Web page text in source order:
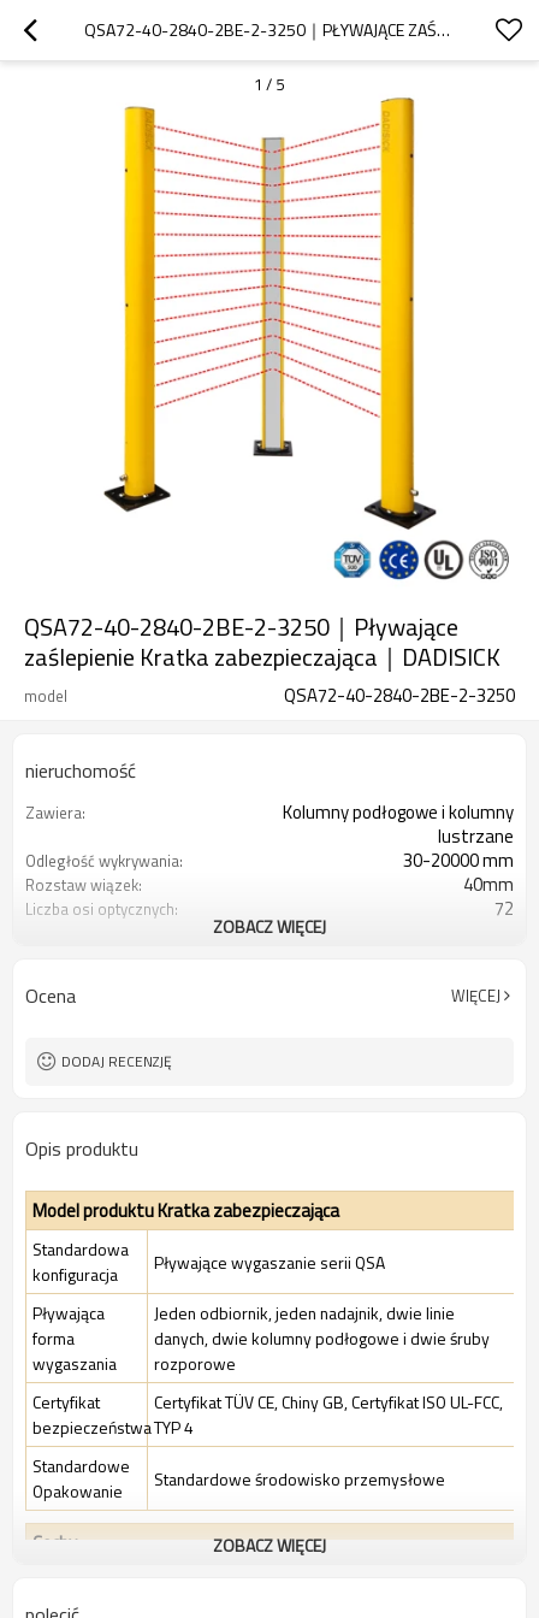
QSA72-40-2840-2BE-2-3250｜PŁYWAJĄCE ZAŚLEPIENIE KRATKA ZABEZPIECZAJĄCA｜DADISICK
1 / 5
QSA72-40-2840-2BE-2-3250｜Pływające
zaślepienie Kratka zabezpieczająca｜DADISICK
model QSA72-40-2840-2BE-2-3250
nieruchomość
Zawiera:
Kolumny podłogowe i kolumny
lustrzane
Odległość wykrywania: 30-20000 mm
Rozstaw wiązek: 40mm
Liczba osi optycznych: 72
Wtyczka interfejsu:
Wyposażony w 7-pinowe złącze
Orzecznictwo:
ZOBACZ WIĘCEJ
Ocena WIĘCEJ
DODAJ RECENZJĘ
Opis produktu
Model produktu Kratka zabezpieczająca
Standardowa
konfiguracja
Pływające wygaszanie serii QSA
Pływająca
forma
wygaszania
Jeden odbiornik, jeden nadajnik, dwie linie
danych, dwie kolumny podłogowe i dwie śruby
rozporowe
Certyfikat
bezpieczeństwa
Certyfikat TÜV CE, Chiny GB, Certyfikat ISO UL-FCC,
TYP 4
Standardowe
Opakowanie
Standardowe środowisko przemysłowe
Cechy
Współczynnik
ZOBACZ WIĘCEJ